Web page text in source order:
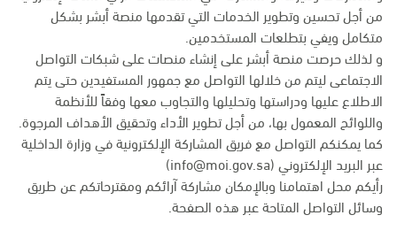
من أجل تحسين وتطوير الخدمات التي تقدمها منصة أبشر بشكل
متكامل ويفي بتطلعات المستخدمين.
و لذلك حرصت منصة أبشر على إنشاء منصات على شبكات التواصل
الاجتماعى ليتم من خلالها التواصل مع جمهور المستفيدين حتى يتم
الاطلاع عليها ودراستها وتحليلها والتجاوب معها وفقاً للأنظمة
واللوائح المعمول بها، من أجل تطوير الأداء وتحقيق الأهداف المرجوة.
كما يمكنكم التواصل مع فريق المشاركة الإلكترونية في وزارة الداخلية
عبر البريد الإلكتروني (info@moi.gov.sa)
رأيكم محل اهتمامنا وبالإمكان مشاركة آرائكم ومقترحاتكم عن طريق
وسائل التواصل المتاحة عبر هذه الصفحة.